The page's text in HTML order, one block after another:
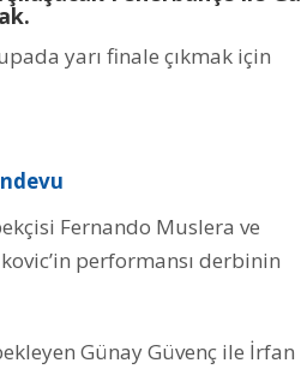
yarı finale çıkmak için
Fernando Muslera ve
performansı derbinin
Günay Güvenç ile İrfan